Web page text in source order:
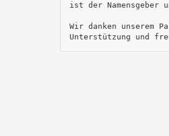
ist der Namensgeber
Wir danken unserem
Unterstützung und